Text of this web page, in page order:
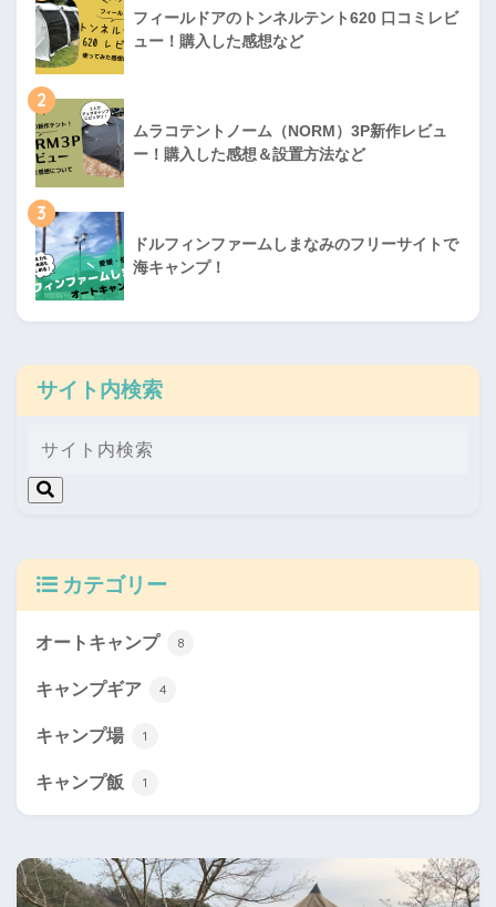
フィールドアのトンネルテント620 口コミレビ
ュー！購入した感想など
2
ムラコテントノーム（NORM）3P新作レビュ
ー！購入した感想＆設置方法など
3
ドルフィンファームしまなみのフリーサイトで
海キャンプ！
サイト内検索
カテゴリー
オートキャンプ 8
キャンプギア 4
キャンプ場 1
キャンプ飯 1